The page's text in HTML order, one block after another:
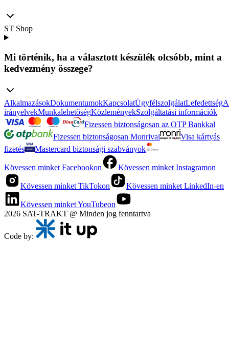
ST Shop
Mi történik, ha a választott készülék olcsóbb, mint a
kedvezmény összege?
AlkalmazásokDokumentumokKapcsolatÜgyfélszolgálatLefedettség
irányelvekMunkalehetőségKözleményekSzolgáltatási információk
Fizessen biztonságosan az OTP Bankkal
Fizessen biztonságosan Monrival
Visa kártyás
fizetés
Mastercard biztonsági szabványok
Kövessen minket Facebookon Kövessen minket Instagramon
Kövessen minket TikTokon Kövessen minket LinkedIn-en
Kövessen minket YouTubeon
2026 SAT-TRAKT @ Minden jog fenntartva
Code by: